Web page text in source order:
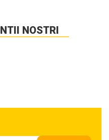
NOSTRI